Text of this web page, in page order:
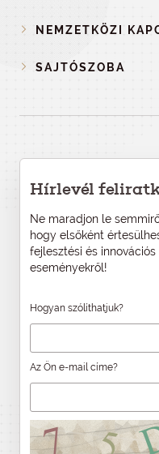
NEMZETKÖZI
SAJTÓSZOBA
Hírlevél
Ne maradjon le
hogy elsőként
fejlesztési és
eseményekről!
Hogyan szólíthatjuk?
Az Ön e-mail címe?